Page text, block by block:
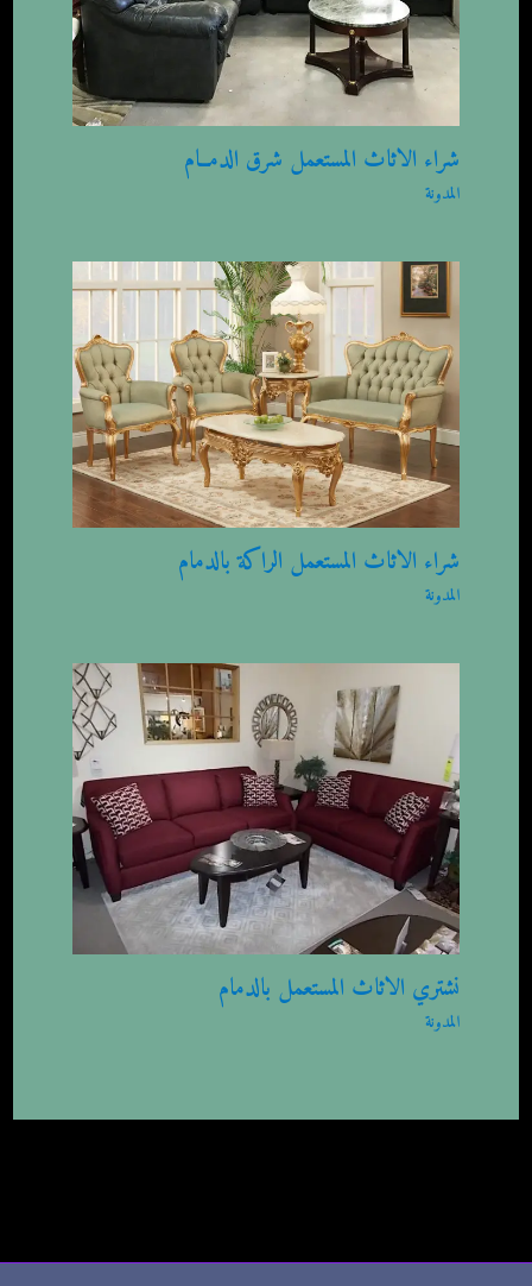
شراء الاثاث المستعمل شرق الدمــام
المدونة
شراء الاثاث المستعمل الراكة بالدمام
المدونة
نشتري الاثاث المستعمل بالدمام
المدونة